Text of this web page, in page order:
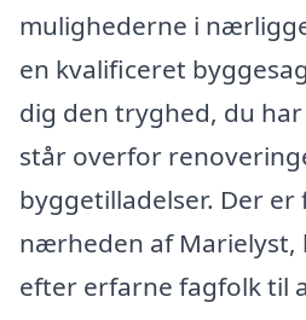
mulighederne i
en kvalificeret
dig den tryghed, du
står overfor
byggetilladelser. Der er
nærheden af Marielyst,
efter erfarne fagfolk til